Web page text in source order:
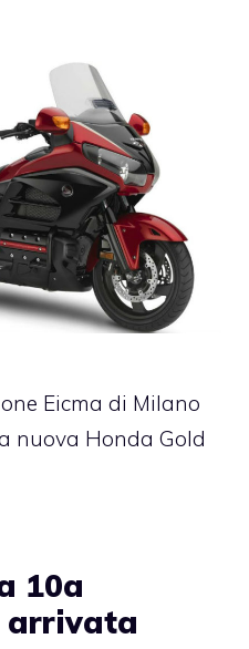
Eicma di Milano
nuova Honda Gold
10a
arrivata